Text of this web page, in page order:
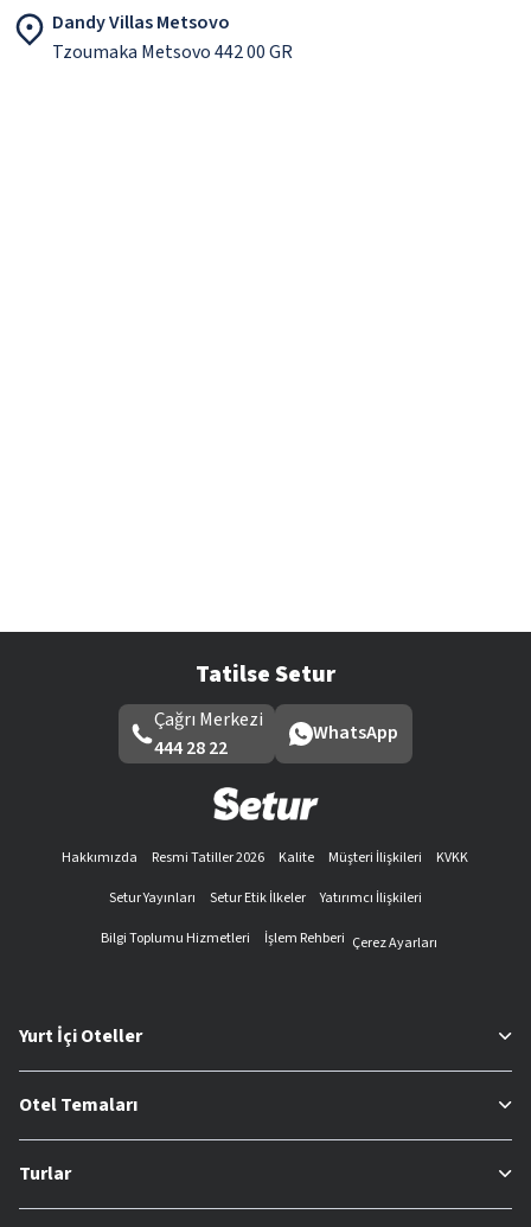
Dandy Villas Metsovo
Tzoumaka Metsovo 442 00 GR
Tatilse Setur
Çağrı Merkezi
444 28 22
WhatsApp
Hakkımızda Resmi Tatiller 2026 Kalite Müşteri İlişkileri
KVKK
Setur Yayınları
Setur Etik İlkeler
Yatırımcı İlişkileri
Bilgi Toplumu Hizmetleri
İşlem Rehberi Çerez Ayarları
Yurt İçi Oteller
Otel Temaları
Turlar